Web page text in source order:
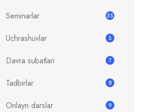
Seminarlar 33
Uchrashuvlar 5
Davra subatlari 7
Tadbirlar 8
Onlayn darslar 9